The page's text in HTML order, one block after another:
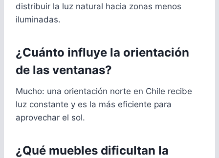
distribuir la luz natural hacia zonas menos
iluminadas.
¿Cuánto influye la orientación
de las ventanas?
Mucho: una orientación norte en Chile recibe
luz constante y es la más eficiente para
aprovechar el sol.
¿Qué muebles dificultan la